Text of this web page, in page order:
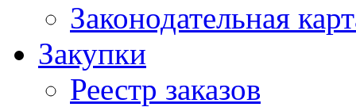
Законодательная
Закупки
Реестр заказов